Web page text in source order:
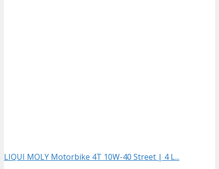
LIQUI MOLY Motorbike 4T 10W-40 Street | 4 L...